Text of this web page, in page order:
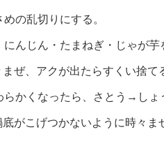
の乱切りにする。
んじん・たまねぎ・じゃが芋
ぜ、アクが出たらすくい捨て
かくなったら、さとう→しょ
がこげつかないように時々ま